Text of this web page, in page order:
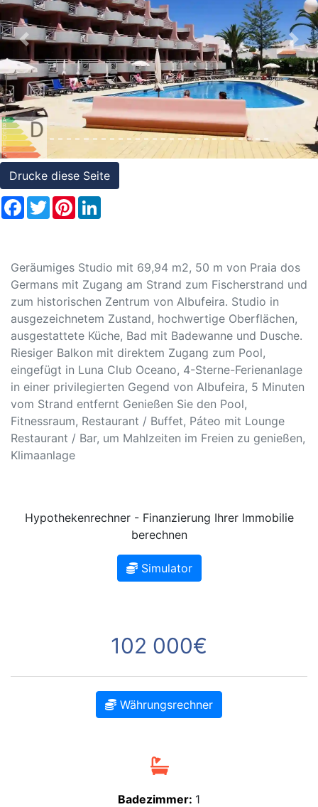
Referenzen
Immobilien
und
Steuerrecht
Previous Next
Drucke diese Seite
Facebook
TwitterPinterest
Geräumiges Studio mit 69,94 m2, 50 m von Praia dos
Germans mit Zugang am Strand zum Fischerstrand und
zum historischen Zentrum von Albufeira. Studio in
ausgezeichnetem Zustand, hochwertige Oberflächen,
ausgestattete Küche, Bad mit Badewanne und Dusche.
Riesiger Balkon mit direktem Zugang zum Pool,
eingefügt in Luna Club Oceano, 4-Sterne-Ferienanlage
in einer privilegierten Gegend von Albufeira, 5 Minuten
vom Strand entfernt Genießen Sie den Pool,
Fitnessraum, Restaurant / Buffet, Páteo mit Lounge
Restaurant / Bar, um Mahlzeiten im Freien zu genießen,
Klimaanlage
Hypothekenrechner - Finanzierung Ihrer Immobilie
berechnen
Simulator
102 000€
Währungsrechner
Badezimmer: 1